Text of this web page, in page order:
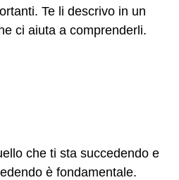
Te li descrivo in un
ci aiuta a comprenderli.
che ti sta succedendo e
è fondamentale.